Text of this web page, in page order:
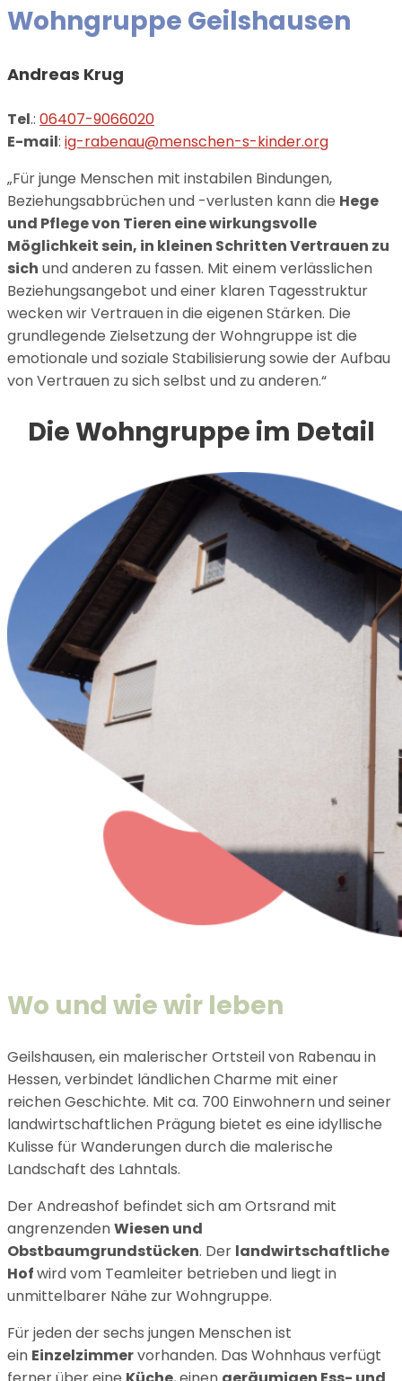
Wohngruppe Geilshausen
Andreas Krug
Tel.: 06407-9066020
E-mail: ig-rabenau@menschen-s-kinder.org
„Für junge Menschen mit instabilen Bindungen,
Beziehungsabbrüchen und -verlusten kann die Hege
und Pflege von Tieren eine wirkungsvolle
Möglichkeit sein, in kleinen Schritten Vertrauen zu
sich und anderen zu fassen. Mit einem verlässlichen
Beziehungsangebot und einer klaren Tagesstruktur
wecken wir Vertrauen in die eigenen Stärken. Die
grundlegende Zielsetzung der Wohngruppe ist die
emotionale und soziale Stabilisierung sowie der Aufbau
von Vertrauen zu sich selbst und zu anderen.“
Die Wohngruppe im Detail
Wo und wie wir leben
Geilshausen, ein malerischer Ortsteil von Rabenau in
Hessen, verbindet ländlichen Charme mit einer
reichen Geschichte. Mit ca. 700 Einwohnern und seiner
landwirtschaftlichen Prägung bietet es eine idyllische
Kulisse für Wanderungen durch die malerische
Landschaft des Lahntals.
Der Andreashof befindet sich am Ortsrand mit
angrenzendenWiesen und
Obstbaumgrundstücken. Der landwirtschaftliche
Hofwird vom Teamleiter betrieben und liegt in
unmittelbarer Nähe zur Wohngruppe.
Für jeden der sechs jungen Menschen ist
ein Einzelzimmervorhanden. Das Wohnhaus verfügt